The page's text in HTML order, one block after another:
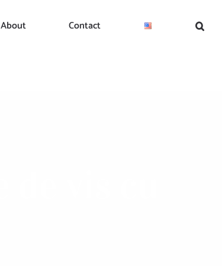
About Contact